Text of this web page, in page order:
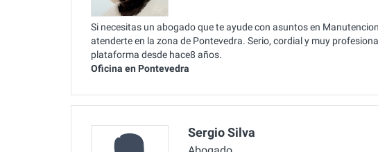
Si necesitas un abogado que te ayude con asuntos en
atenderte en la zona de Pontevedra. Serio, cordial y muy
plataforma desde hace8 años.
Oficina en Pontevedra
Sergio Silva